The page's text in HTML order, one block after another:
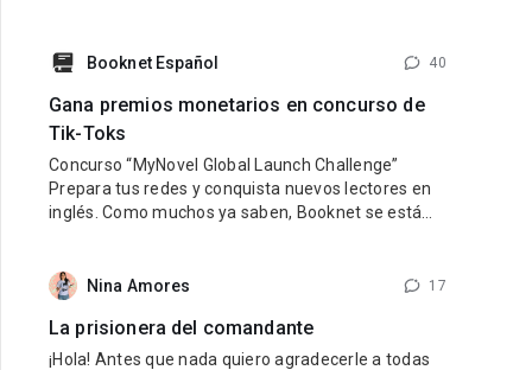
libros de otros autores si no eres escritor). Link al
usuario de TikTok dark.reader3 2
Booknet Español 40
Gana premios monetarios en concurso de
Tik-Toks
Concurso “MyNovel Global Launch Challenge”
Prepara tus redes y conquista nuevos lectores en
inglés. Como muchos ya saben, Booknet se está
autores podrán vender sus libros traducidos a
mundo. El primer idioma será
Nina Amores 17
La prisionera del comandante
¡Hola! Antes que nada quiero agradecerle a todas